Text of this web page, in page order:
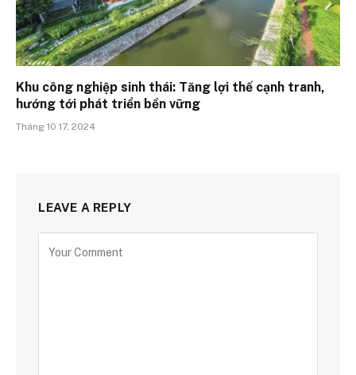
Khu công nghiệp sinh thái: Tăng lợi thế cạnh tranh,
hướng tới phát triển bền vững
Tháng 10 17, 2024
LEAVE A REPLY